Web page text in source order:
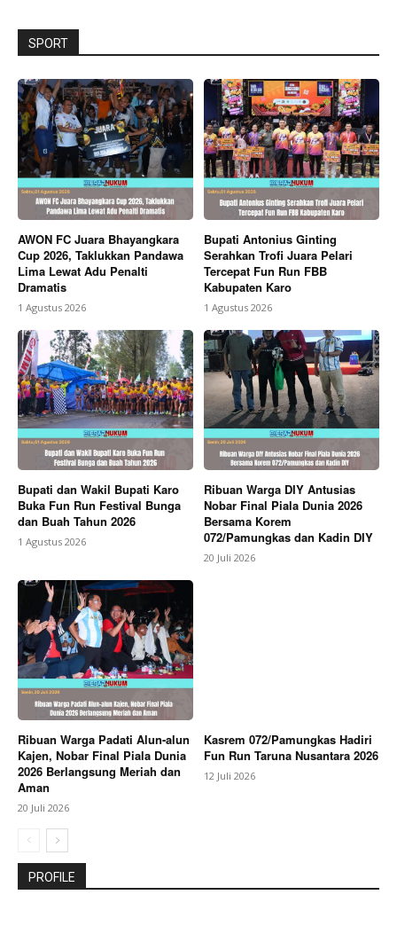
SPORT
AWON FC Juara Bhayangkara
Cup 2026, Taklukkan Pandawa
Lima Lewat Adu Penalti
Dramatis
1 Agustus 2026
Bupati Antonius Ginting
Serahkan Trofi Juara Pelari
Tercepat Fun Run FBB
Kabupaten Karo
1 Agustus 2026
Bupati dan Wakil Bupati Karo
Buka Fun Run Festival Bunga
dan Buah Tahun 2026
1 Agustus 2026
Ribuan Warga DIY Antusias
Nobar Final Piala Dunia 2026
Bersama Korem
072/Pamungkas dan Kadin DIY
20 Juli 2026
Ribuan Warga Padati Alun-alun
Kajen, Nobar Final Piala Dunia
2026 Berlangsung Meriah dan
Aman
20 Juli 2026
Kasrem 072/Pamungkas Hadiri
Fun Run Taruna Nusantara 2026
12 Juli 2026
PROFILE